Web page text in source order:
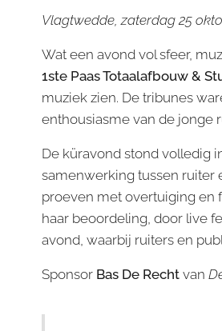
Vlagtwedde, zaterdag 25
Wat een avond vol sfeer,
1ste Paas Totaalafbouw &
muziek zien. De tribunes
enthousiasme van de jonge
De küravond stond volledig
samenwerking tussen ruiter
proeven met overtuiging en
haar beoordeling, door live
avond, waarbij ruiters en
Sponsor Bas De Recht van